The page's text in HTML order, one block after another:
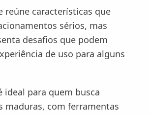
reúne características que
sérios, mas
desafios que podem
de uso para alguns
ideal para quem busca
maduras, com ferramentas